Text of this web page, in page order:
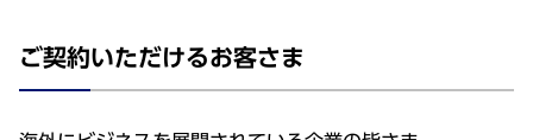
ご契約いただけるお客さま